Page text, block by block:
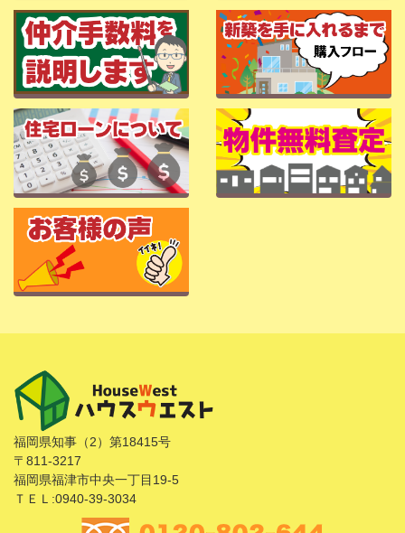
福岡県知事（2）第18415号
〒811-3217
福岡県福津市中央一丁目19-5
ＴＥＬ:0940-39-3034